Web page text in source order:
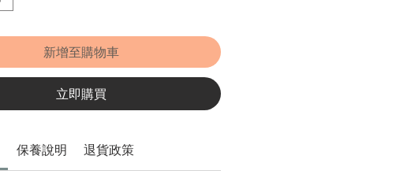
新增至購物車
立即購買
保養說明 退貨政策